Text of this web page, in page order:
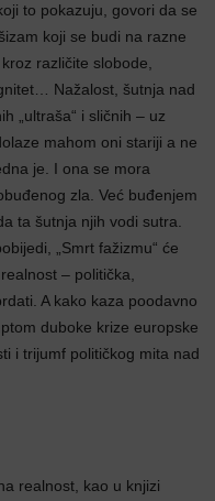
to pokazuju, govori da se
koji se budi na razne
različite slobode,
Nažalost, šutnja nad
„ultraša“ i sličnih – uz
mahom oni stariji a ne
je. I ona se mora
zla. Već buđenjem
ta šutnja njih vodi sutra.
„Smrt fažizmu“ će
– politička,
A kako kaza poodavno
duboke krize europske
i trijumf političkog mita nad
realnost, kao u knjizi